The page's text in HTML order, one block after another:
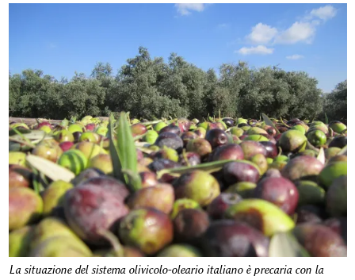
La situazione del sistema olivicolo-oleario italiano è precaria con la